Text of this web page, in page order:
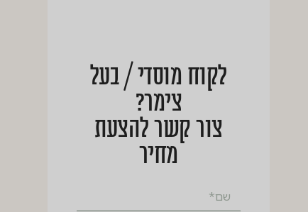
לקוח מוסדי / בעל
צימר?
צור קשר להצעת
מחיר